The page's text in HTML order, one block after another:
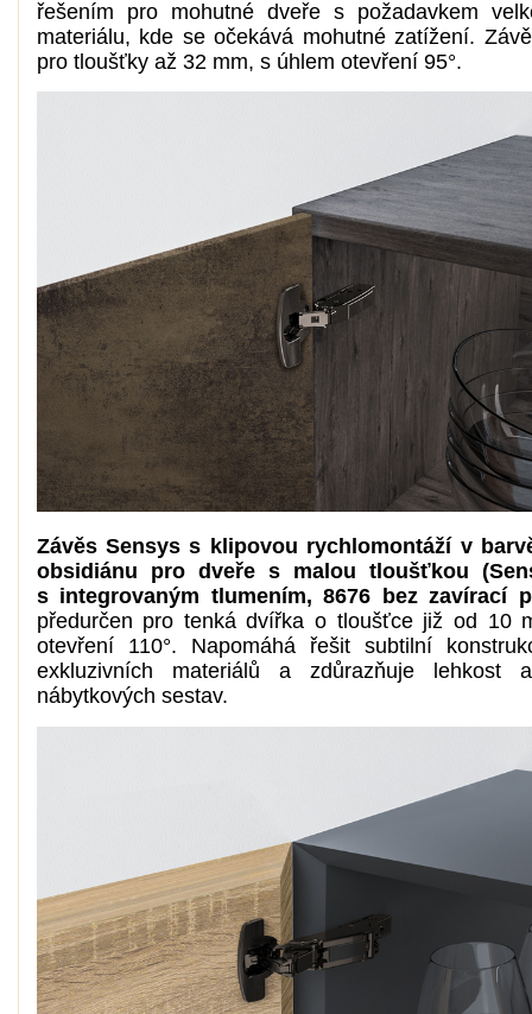
řešením pro mohutné dveře s požadavkem
materiálu, kde se očekává mohutné zatížení.
pro tloušťky až 32 mm, s úhlem otevření 95°.
Závěs Sensys s klipovou rychlomontáží v
obsidiánu pro dveře s malou tloušťkou
s integrovaným tlumením, 8676 bez zavírací
předurčen pro tenká dvířka o tloušťce již od 10
otevření 110°. Napomáhá řešit subtilní
exkluzivních materiálů a zdůrazňuje lehkost
nábytkových sestav.